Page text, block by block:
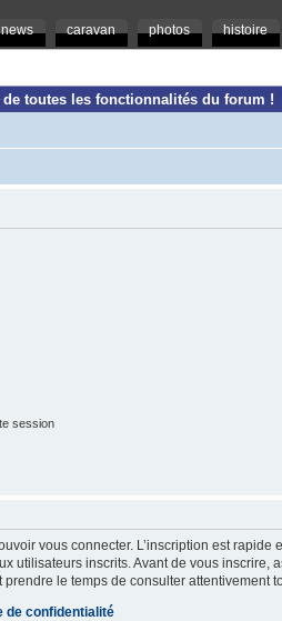
news caravan photos histoire
toutes les fonctionnalités du forum !
session
vous connecter. L’inscription est
utilisateurs inscrits. Avant de vous inscrire,
le temps de consulter attentivement
de confidentialité